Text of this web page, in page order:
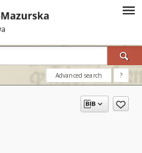
Advanced search ?